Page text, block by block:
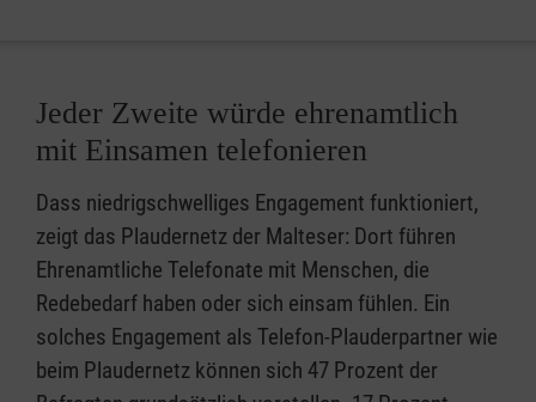
Jeder Zweite würde ehrenamtlich
mit Einsamen telefonieren
Dass niedrigschwelliges Engagement funktioniert,
zeigt das Plaudernetz der Malteser: Dort führen
Ehrenamtliche Telefonate mit Menschen, die
Redebedarf haben oder sich einsam fühlen. Ein
solches Engagement als Telefon-Plauderpartner wie
beim Plaudernetz können sich 47 Prozent der